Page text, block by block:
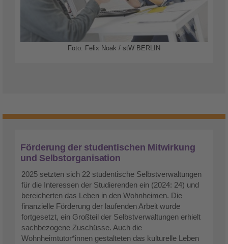
Foto: Felix Noak / stW BERLIN
Förderung der studentischen Mitwirkung
und Selbstorganisation
2025 setzten sich 22 studentische Selbstverwaltungen
für die Interessen der Studierenden ein (2024: 24) und
bereicherten das Leben in den Wohnheimen. Die
finanzielle Förderung der laufenden Arbeit wurde
fortgesetzt, ein Großteil der Selbstverwaltungen erhielt
sachbezogene Zuschüsse. Auch die
Wohnheimtutor*innen gestalteten das kulturelle Leben